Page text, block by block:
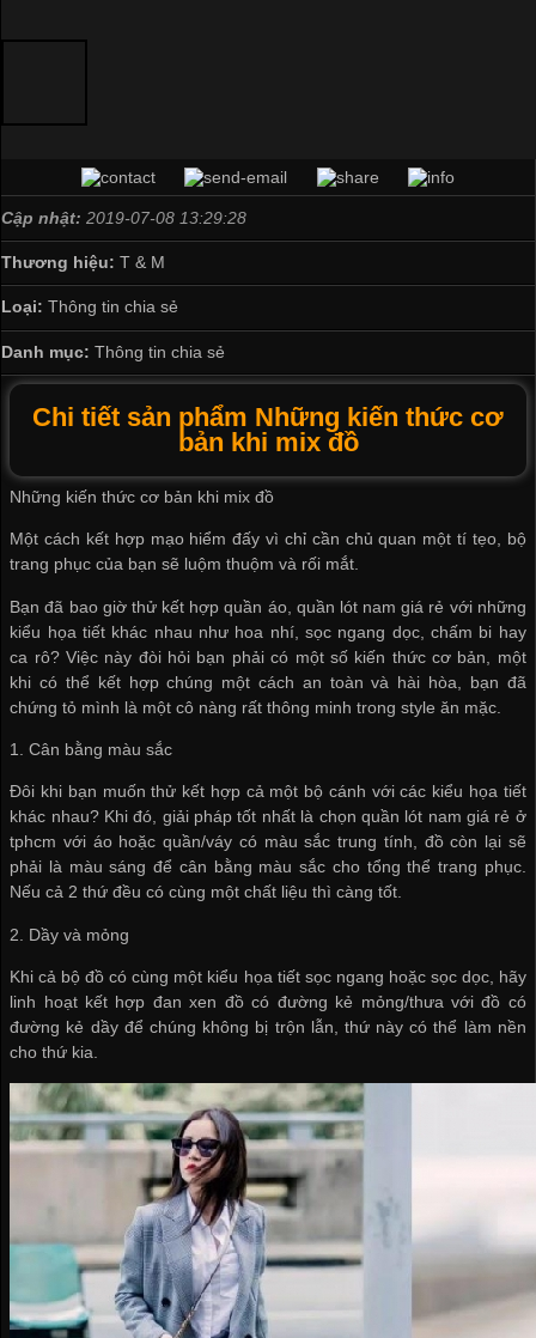
Cập nhật: 2019-07-08 13:29:28
Thương hiệu: T & M
Loại: Thông tin chia sẻ
Danh mục: Thông tin chia sẻ
Chi tiết sản phẩm Những kiến thức cơ
bản khi mix đồ
Những kiến thức cơ bản khi mix đồ
Một cách kết hợp mạo hiểm đấy vì chỉ cần chủ quan một tí tẹo, bộ
trang phục của bạn sẽ luộm thuộm và rối mắt.
Bạn đã bao giờ thử kết hợp quần áo, quần lót nam giá rẻ với những
kiểu họa tiết khác nhau như hoa nhí, sọc ngang dọc, chấm bi hay
ca rô? Việc này đòi hỏi bạn phải có một số kiến thức cơ bản, một
khi có thể kết hợp chúng một cách an toàn và hài hòa, bạn đã
chứng tỏ mình là một cô nàng rất thông minh trong style ăn mặc.
1. Cân bằng màu sắc
Đôi khi bạn muốn thử kết hợp cả một bộ cánh với các kiểu họa tiết
khác nhau? Khi đó, giải pháp tốt nhất là chọn quần lót nam giá rẻ ở
tphcm với áo hoặc quần/váy có màu sắc trung tính, đồ còn lại sẽ
phải là màu sáng để cân bằng màu sắc cho tổng thể trang phục.
Nếu cả 2 thứ đều có cùng một chất liệu thì càng tốt.
2. Dầy và mỏng
Khi cả bộ đồ có cùng một kiểu họa tiết sọc ngang hoặc sọc dọc, hãy
linh hoạt kết hợp đan xen đồ có đường kẻ mỏng/thưa với đồ có
đường kẻ dầy để chúng không bị trộn lẫn, thứ này có thể làm nền
cho thứ kia.